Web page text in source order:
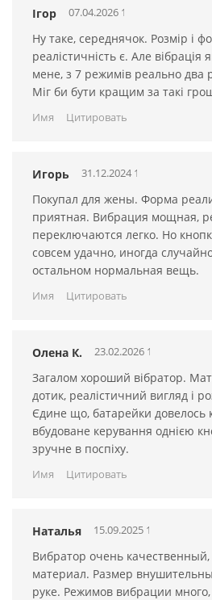
Ігор 07.04.2026 13:13:11
Ну таке, середнячок. Розмір і
реалістичність є. Але вібрація
мене, з 7 режимів реально два
Міг би бути кращим за такі
Имя Цитировать
Игорь 31.12.2024 12:13:10
Покупал для жены. Форма
приятная. Вибрация мощная,
переключаются легко. Но
совсем удачно, иногда
остальном нормальная вещь.
Имя Цитировать
Олена К. 23.02.2026 12:13:10
Загалом хороший вібратор.
дотик, реалістичний вигляд і
Єдине що, батарейки довелось
вбудоване керування однією
зручне в поспіху.
Имя Цитировать
Наталья 15.09.2025 13:13:10
Вибратор очень
материал. Размер
руке. Режимов вибрации